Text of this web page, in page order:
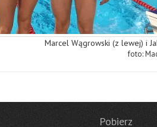
Marcel Wągrowski (z lewej) i
Pobierz